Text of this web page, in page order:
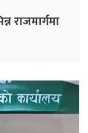
राजमार्गमा